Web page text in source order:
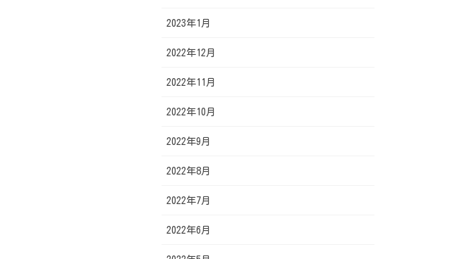
2023年1月
2022年12月
2022年11月
2022年10月
2022年9月
2022年8月
2022年7月
2022年6月